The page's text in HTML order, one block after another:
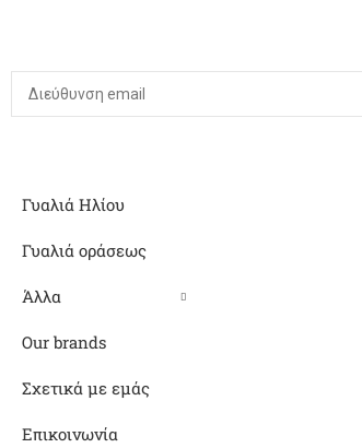
Γυαλιά Ηλίου
Γυαλιά οράσεως
Άλλα
Our brands
Σχετικά με εμάς
Επικοινωνία